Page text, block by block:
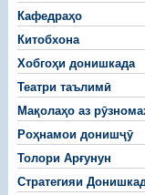
Кафедраҳо
Китобхона
Хобгоҳи донишкада
Театри таълимӣ
Мақолаҳо аз
Роҳнамои донишҷӯ
Толори Арғунун
Стратегияи